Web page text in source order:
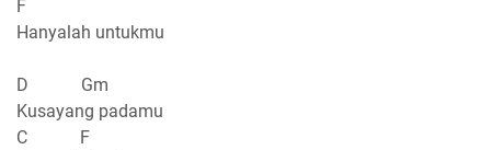
F
Hanyalah untukmu
D Gm
Kusayang padamu
C F